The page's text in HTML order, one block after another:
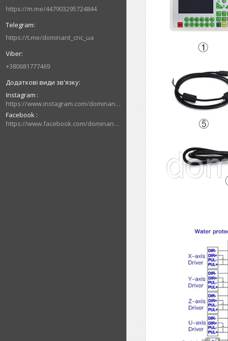
https://m.me/447903295724844
https://t.me/dominant_cnc_ua
+380681777469
Instagram
https://www.instagram.com/dominant_cnc
Facebook
https://www.facebook.com/dominantcnc